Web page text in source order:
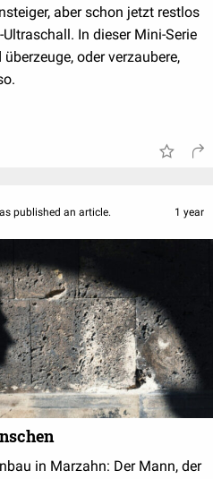
aber schon jetzt restlos
In dieser Mini-Serie
oder verzaubere,
published an article. 1 year
in Marzahn: Der Mann, der